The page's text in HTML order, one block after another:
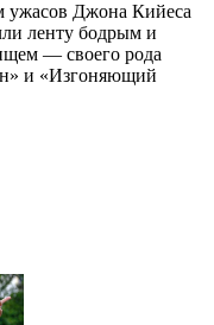
ужасов Джона Кийеса
ленту бодрым и
— своего рода
и «Изгоняющий